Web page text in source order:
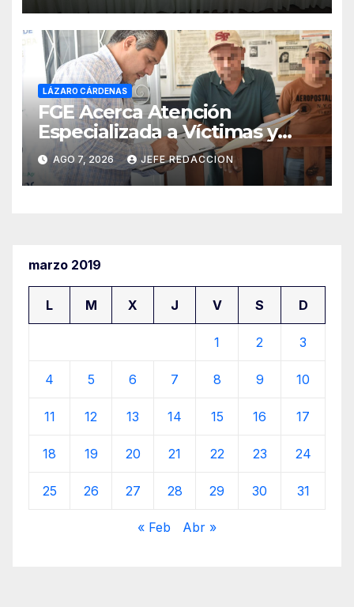
LÁZARO CÁRDENAS
FGE Acerca Atención
Especializada a Víctimas y
Ciudadanía de Coalcomán
AGO 7, 2026 JEFE REDACCION
marzo 2019
L M X J V S D
1 2 3
4 5 6 7 8 9 10
11 12 13 14 15 16 17
18 19 20 21 22 23 24
25 26 27 28 29 30 31
« Feb Abr »